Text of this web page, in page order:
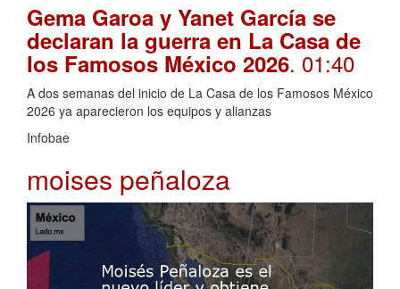
Gema Garoa y Yanet García se
declaran la guerra en La Casa de
los Famosos México 2026. 01:40
A dos semanas del inicio de La Casa de los Famosos México
2026 ya aparecieron los equipos y alianzas
Infobae
moises peñaloza